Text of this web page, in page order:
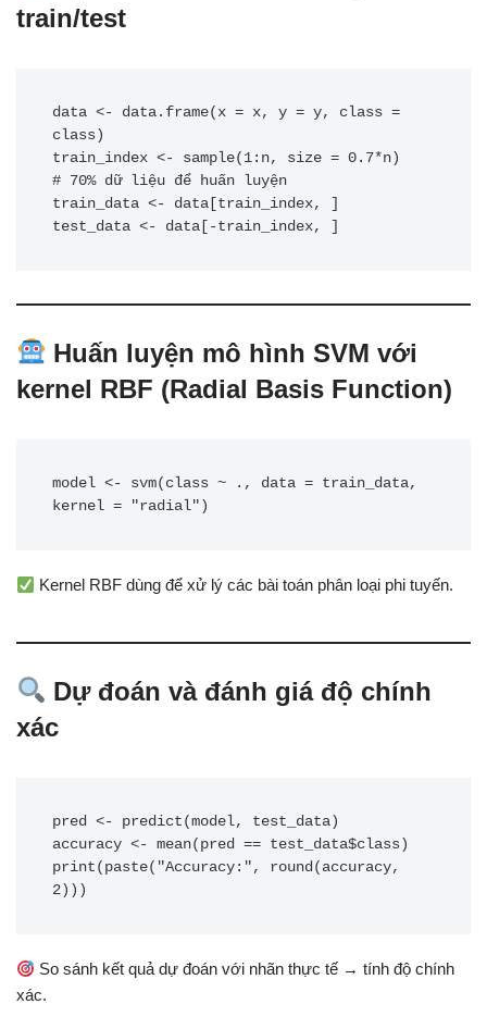
train/test
data <- data.frame(x = x, y = y, class =
class)
train_index <- sample(1:n, size = 0.7*n)
# 70% dữ liệu để huấn luyện
train_data <- data[train_index, ]
Huấn luyện mô hình SVM với
kernel RBF (Radial Basis Function)
model <- svm(class ~ ., data = train_data,
Kernel RBF dùng để xử lý các bài toán phân loại phi tuyến.
Dự đoán và đánh giá độ chính
xác
pred <- predict(model, test_data)
accuracy <- mean(pred == test_data$class)
print(paste("Accuracy:", round(accuracy,
So sánh kết quả dự đoán với nhãn thực tế → tính độ chính
xác.